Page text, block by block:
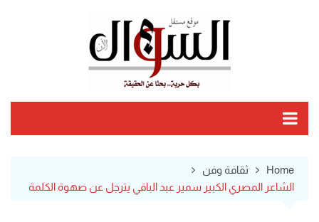
Home
ثقافة وفن
الشاعر المصري الكبير سمير عبد الباقي يترجل عن صهوة الكلمة